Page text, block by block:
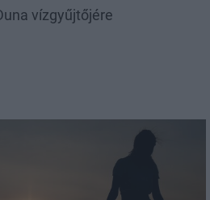
vízgyűjtőjére